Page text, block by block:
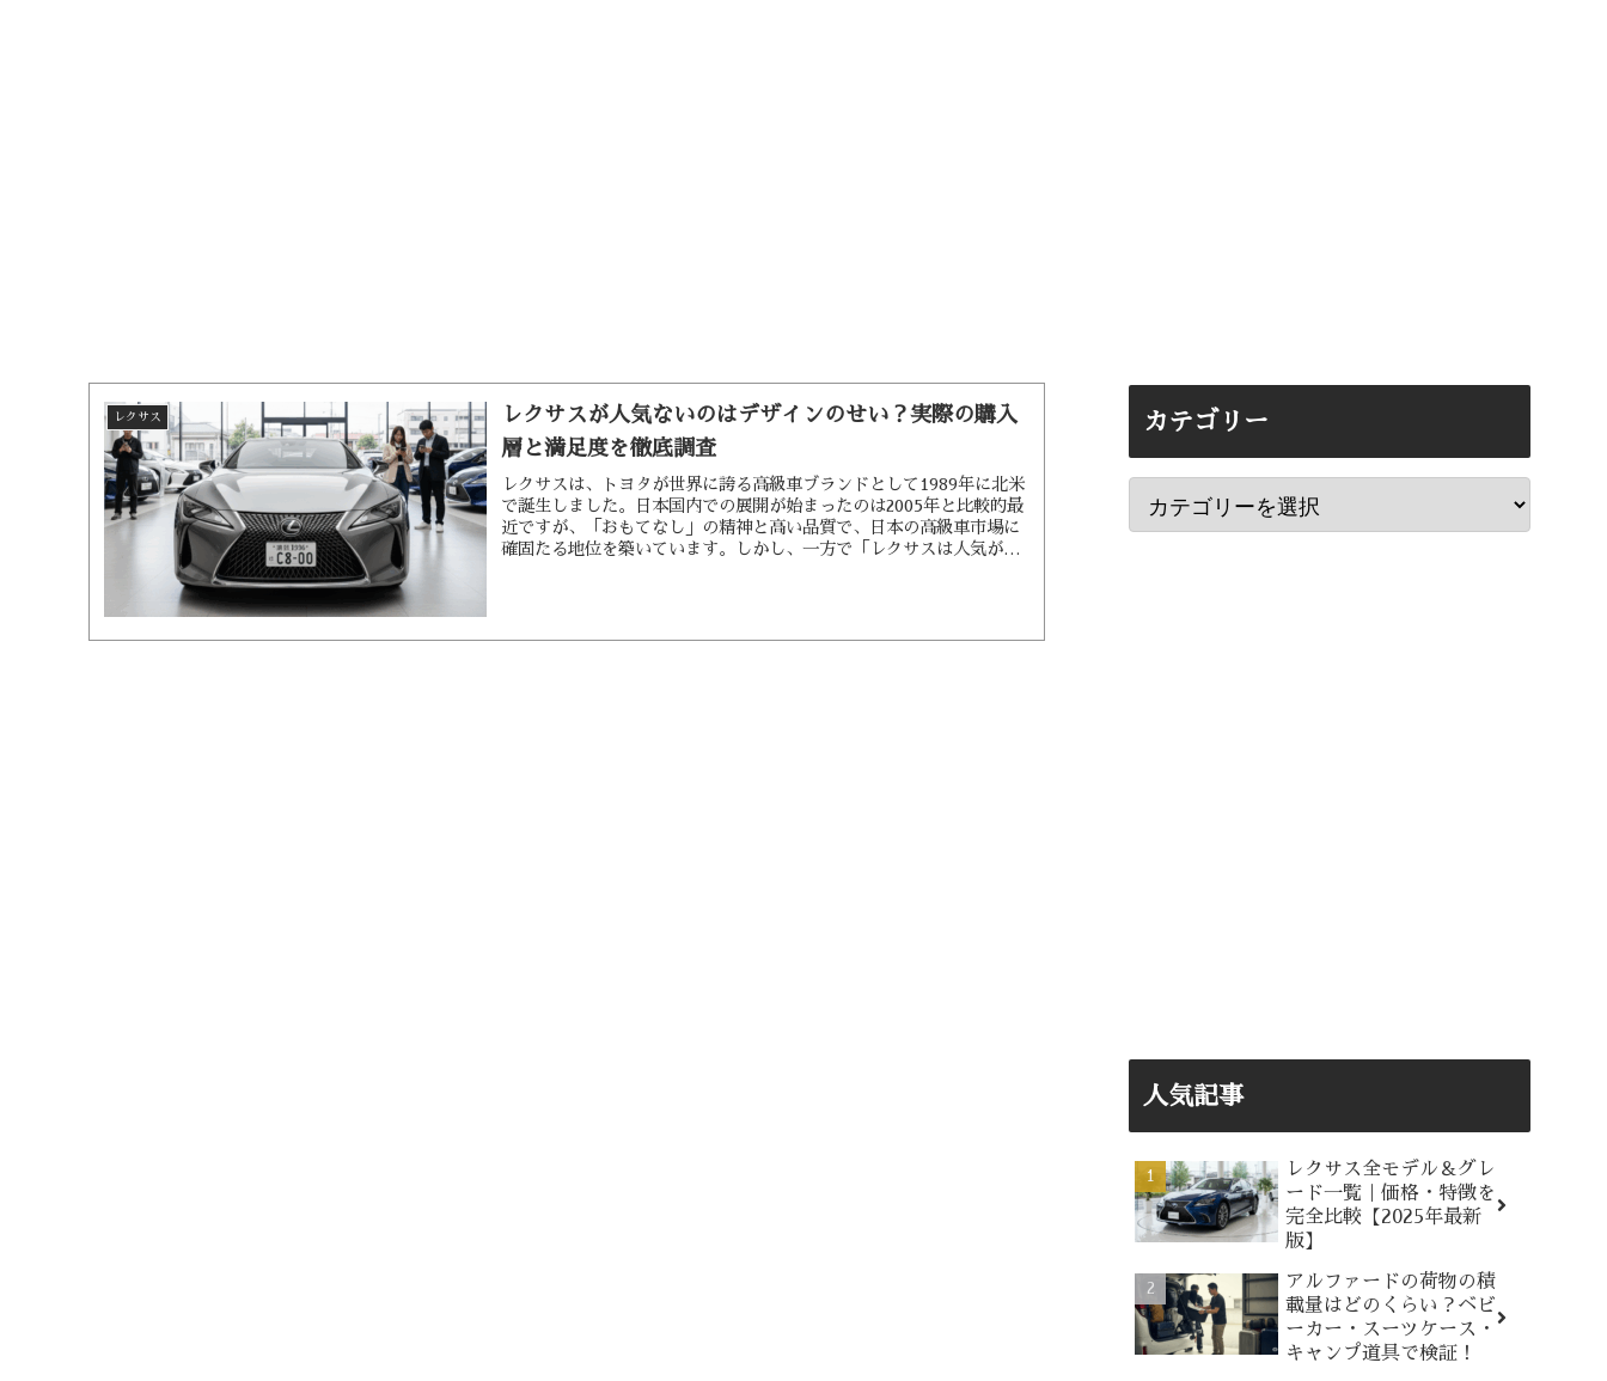
レクサス
レクサスが人気ないのはデザインのせい？実際の購入
層と満足度を徹底調査
レクサスは、トヨタが世界に誇る高級車ブランドとして1989年に北米
で誕生しました。日本国内での展開が始まったのは2005年と比較的最
近ですが、「おもてなし」の精神と高い品質で、日本の高級車市場に
確固たる地位を築いています。しかし、一方で「レクサスは人気がな
カテゴリー
人気記事
レクサス全モデル＆グレ
ード一覧｜価格・特徴を
完全比較【2025年最新
版】
アルファードの荷物の積
載量はどのくらい？ベビ
ーカー・スーツケース・
キャンプ道具で検証！